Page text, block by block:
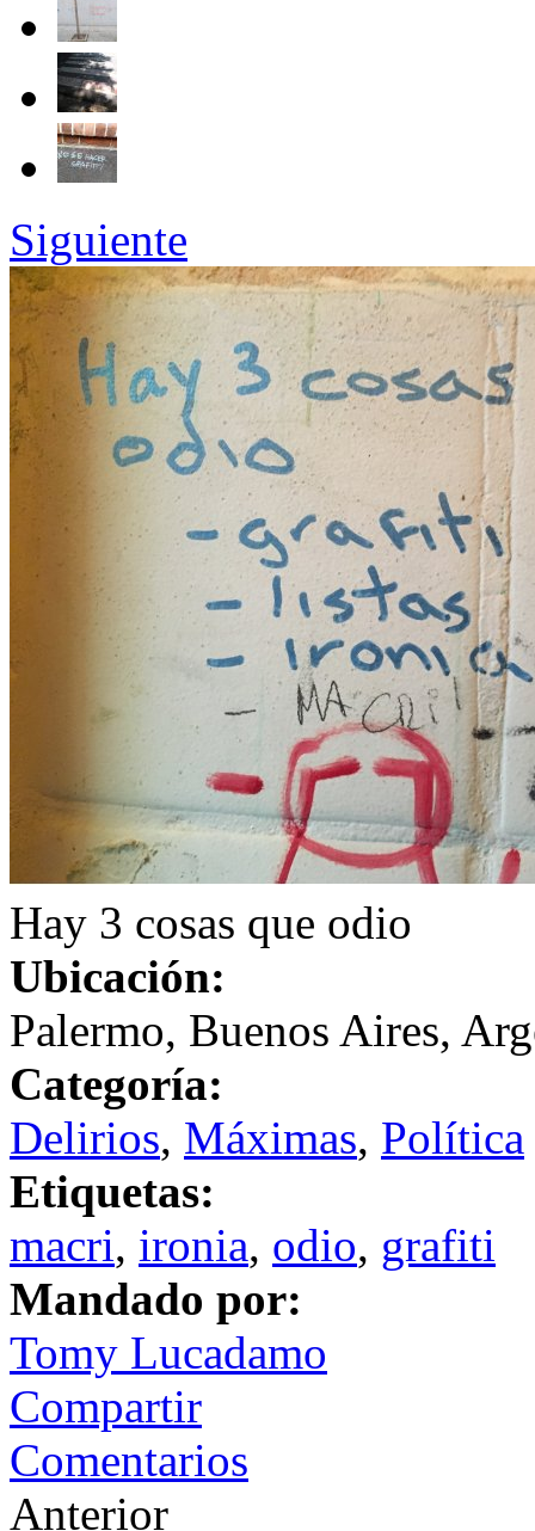
Siguiente
Hay 3 cosas que odio
Ubicación:
Palermo, Buenos Aires,
Categoría:
Delirios, Máximas, Política
Etiquetas:
macri, ironia, odio, grafiti
Mandado por:
Tomy Lucadamo
Compartir
Comentarios
Anterior